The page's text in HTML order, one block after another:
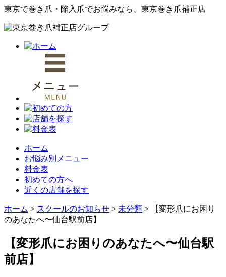
東京で巻き爪・陥入爪でお悩みなら、東京巻き爪補正店
ホーム
お悩み別メニュー
料金表
初めての方へ
近くの店舗を探す
ホーム > スクールのお知らせ > 未分類 >
【変形爪にお困り
のあなたへ〜仙台駅前店】
【変形爪にお困りのあなたへ〜仙台駅
前店】